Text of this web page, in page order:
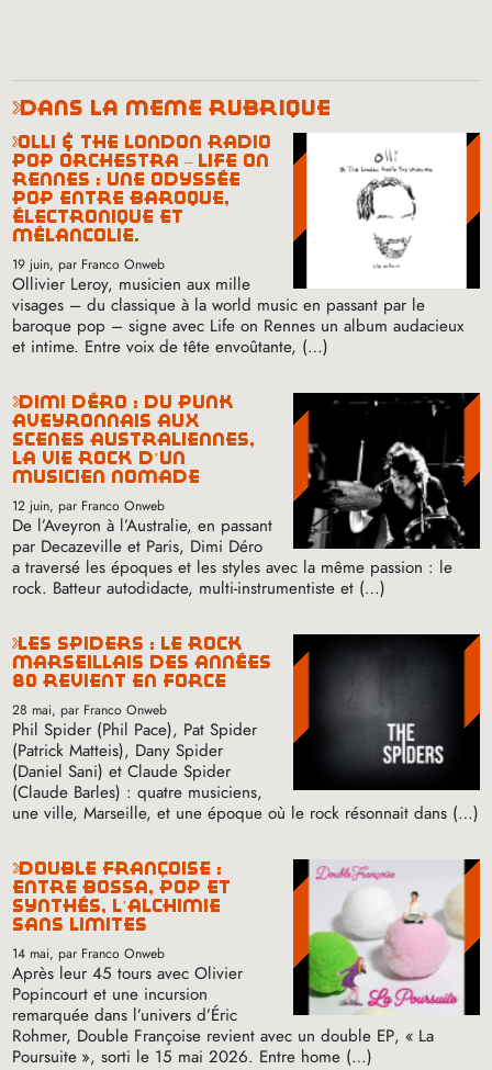
dans la même rubrique
olli & the london radio
pop orchestra – life on
rennes : une odyssée
pop entre baroque,
électronique et
mélancolie.
19 juin, par Franco Onweb
Ollivier Leroy, musicien aux mille
visages – du classique à la world music en passant par le
baroque pop – signe avec Life on Rennes un album audacieux
et intime. Entre voix de tête envoûtante, (…)
dimi déro : du punk
aveyronnais aux
scènes australiennes,
la vie rock d’un
musicien nomade
12 juin, par Franco Onweb
De l’Aveyron à l’Australie, en passant
par Decazeville et Paris, Dimi Déro
a traversé les époques et les styles avec la même passion : le
rock. Batteur autodidacte, multi-instrumentiste et (…)
les spiders : le rock
marseillais des années
80 revient en force
28 mai, par Franco Onweb
Phil Spider (Phil Pace), Pat Spider
(Patrick Matteis), Dany Spider
(Daniel Sani) et Claude Spider
(Claude Barles) : quatre musiciens,
une ville, Marseille, et une époque où le rock résonnait dans (…)
double françoise :
entre bossa, pop et
synthés, l’alchimie
sans limites
14 mai, par Franco Onweb
Après leur 45 tours avec Olivier
Popincourt et une incursion
remarquée dans l’univers d’Éric
Rohmer, Double Françoise revient avec un double EP, « La
Poursuite », sorti le 15 mai 2026. Entre home (…)